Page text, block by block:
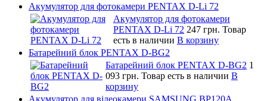
Акумулятор для фотокамери PENTAX D-Li 72
Акумулятор для фотокамери
PENTAX D-Li 72 247 грн. Товар
есть в наличии В корзину
Батарейний блок PENTAX D-BG2
Батарейний блок PENTAX D-BG2 1
093 грн. Товар есть в наличии В
корзину
Акумулятор для відеокамери SAMSUNG BP120A